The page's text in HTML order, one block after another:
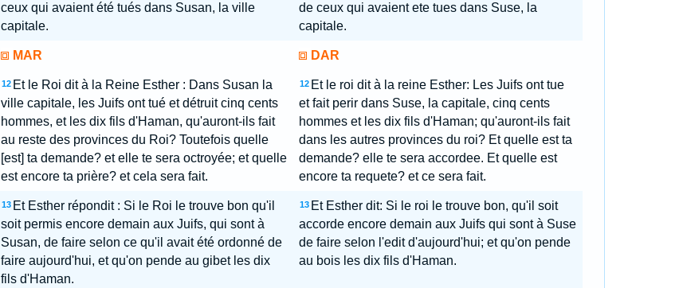
ceux qui avaient été tués dans Susan, la ville
capitale.
de ceux qui avaient ete tues dans Suse, la
capitale.
MAR DAR
12 Et le Roi dit à la Reine Esther : Dans Susan la
ville capitale, les Juifs ont tué et détruit cinq cents
hommes, et les dix fils d'Haman, qu'auront-ils fait
au reste des provinces du Roi? Toutefois quelle
[est] ta demande? et elle te sera octroyée; et quelle
est encore ta prière? et cela sera fait.
12 Et le roi dit à la reine Esther: Les Juifs ont tue
et fait perir dans Suse, la capitale, cinq cents
hommes et les dix fils d'Haman; qu'auront-ils fait
dans les autres provinces du roi? Et quelle est ta
demande? elle te sera accordee. Et quelle est
encore ta requete? et ce sera fait.
13 Et Esther répondit : Si le Roi le trouve bon qu'il
soit permis encore demain aux Juifs, qui sont à
Susan, de faire selon ce qu'il avait été ordonné de
faire aujourd'hui, et qu'on pende au gibet les dix
fils d'Haman.
13 Et Esther dit: Si le roi le trouve bon, qu'il soit
accorde encore demain aux Juifs qui sont à Suse
de faire selon l'edit d'aujourd'hui; et qu'on pende
au bois les dix fils d'Haman.